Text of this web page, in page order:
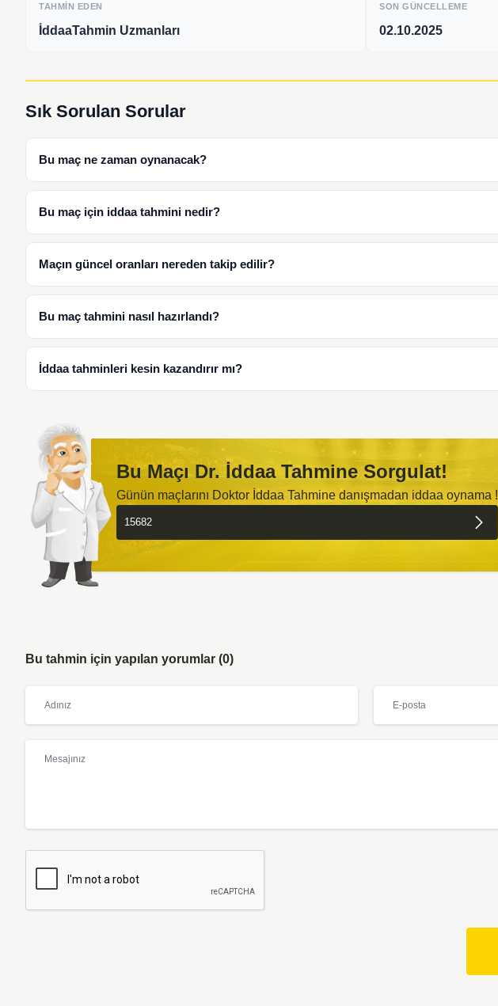
TAHMIN EDEN
İddaaTahmin Uzmanları
SON GÜNCELLEME
02.10.2025
Sık Sorulan Sorular
Bu maç ne zaman oynanacak?
Bu maç için iddaa tahmini nedir?
Maçın güncel oranları nereden takip edilir?
Bu maç tahmini nasıl hazırlandı?
İddaa tahminleri kesin kazandırır mı?
Bu Maçı Dr. İddaa Tahmine Sorgulat!
Günün maçlarını Doktor İddaa Tahmine danışmadan iddaa oynama !
Bu tahmin için yapılan yorumlar (0)